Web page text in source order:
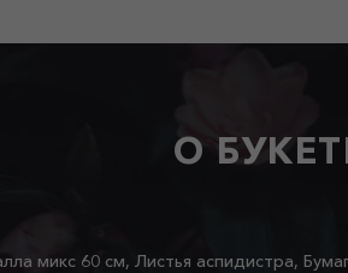
О
микс 60 см, Листья аспидистра,